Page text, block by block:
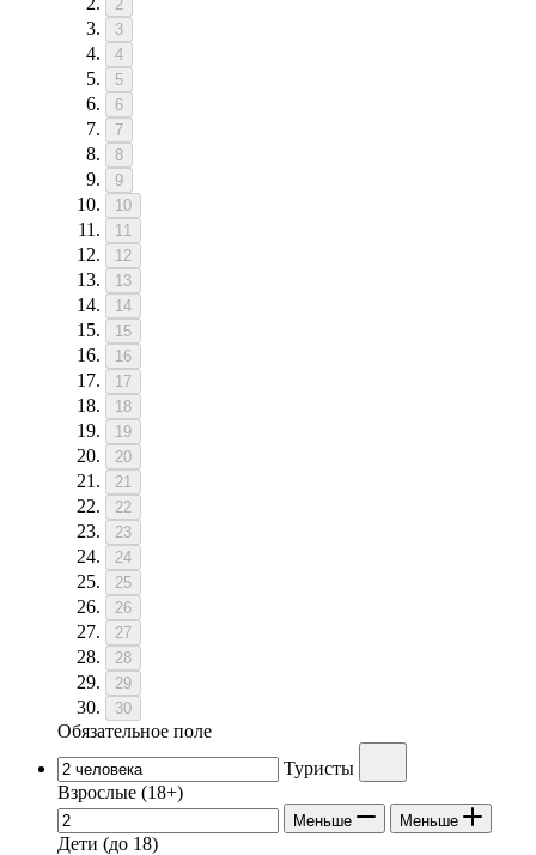
2
3
4
5
6
7
8
9
10
11
12
13
14
15
16
17
18
19
20
21
22
23
24
25
26
27
28
29
30
Обязательное поле
Туристы
Взрослые (18+)
Меньше Меньше
Дети (до 18)